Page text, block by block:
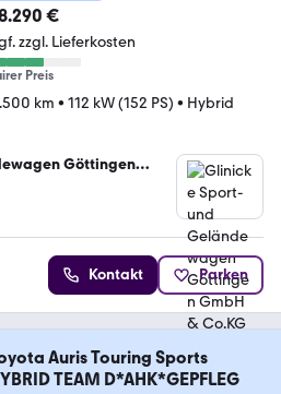
€
zzgl. Lieferkosten
Preis
km • 112 kW (152 PS) • Hybrid
Göttingen
Kontakt Parken
Auris Touring Sports
TEAM D*AHK*GEPFLEG